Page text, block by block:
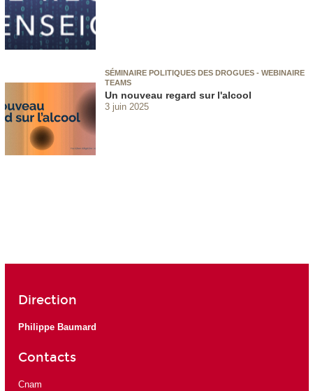
SÉMINAIRE POLITIQUES DES DROGUES - WEBINAIRE
TEAMS
Un nouveau regard sur l'alcool
3 juin 2025
Direction
Philippe Baumard
Contacts
Cnam